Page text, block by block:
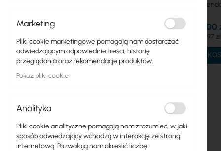
Tenda
TP-Link
Anteny
Switch
Punkty dostępowe
Kable koncentryczne
47,97 zł
39,00
DO
Marketing
Pliki cookie marketingowe pomagają nam dostarczać
odwiedzającym odpowiednie treści, historię
przeglądania oraz rekomendacje produktów.
Pokaż pliki cookie
Analityka
Pliki cookie analityczne pomagają nam zrozumieć, w jaki
sposób odwiedzający wchodzą w interakcję ze stroną
internetową. Pozwalają nam określić liczbę